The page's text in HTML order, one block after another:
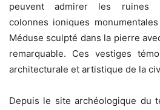
peuvent admirer les ruines
colonnes ioniques
Méduse sculpté dans la pierre
remarquable. Ces vestiges
architecturale et artistique de la
Depuis le site archéologique du